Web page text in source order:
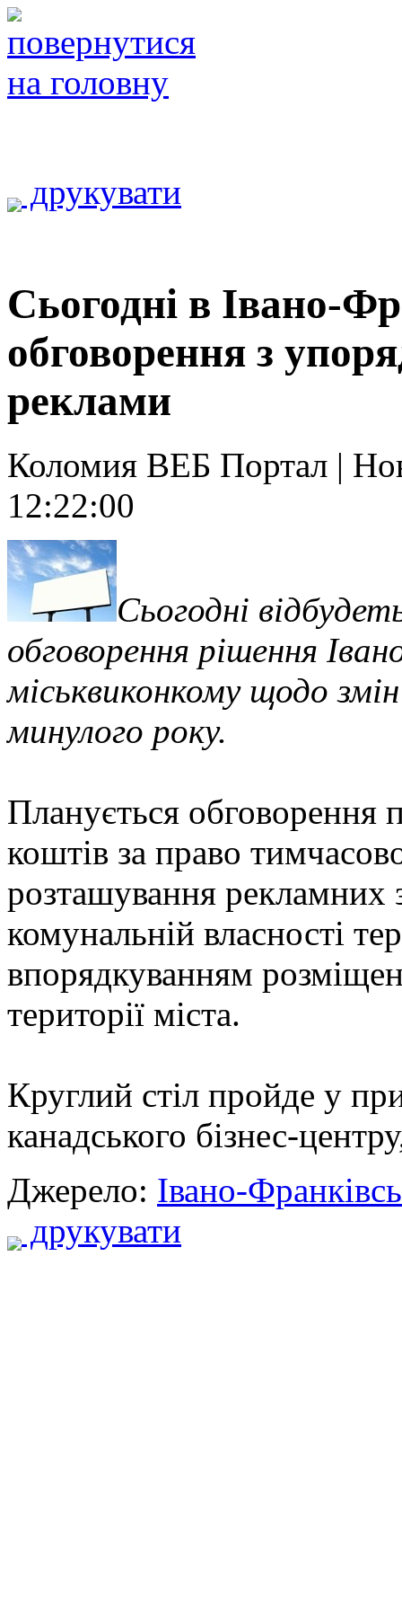
друкувати
Сьогодні в Івано-
обговорення з
реклами
Коломия ВЕБ Портал |
12:22:00
Сьогодні
обговорення рішення
міськвиконкому щодо
минулого року.
Планується обговорення
коштів за право
розташування рекламних
комунальній власності
впорядкуванням
території міста.
Круглий стіл пройде у
канадського бізнес-
Джерело: Івано-
друкувати